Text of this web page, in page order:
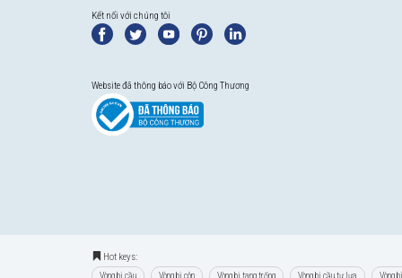
Kết nối với chúng tôi
Website đã thông báo với Bộ Công Thương
Hot keys:
Vòng bi cầu Vòng bi côn Vòng bi tang trống Vòng bi cầu tự lựa Vòng